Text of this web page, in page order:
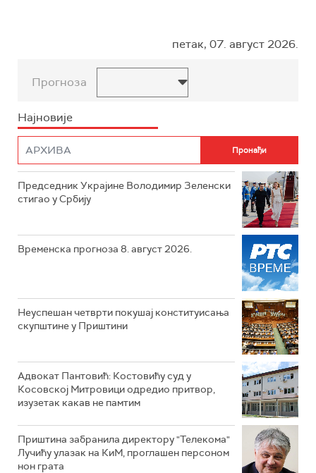
петак, 07. август 2026.
Прогноза
Најновије
Председник Украјине Володимир Зеленски
стигао у Србију
Временска прогноза 8. август 2026.
Неуспешан четврти покушај конституисања
скупштине у Приштини
Адвокат Пантовић: Костовићу суд у
Косовској Митровици одредио притвор,
изузетак какав не памтим
Приштина забранила директору "Телекома"
Лучићу улазак на КиМ, проглашен персоном
нон грата